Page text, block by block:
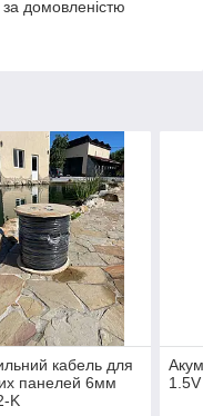
домовленістю
кабель для
панелей 6мм
K
1.5V